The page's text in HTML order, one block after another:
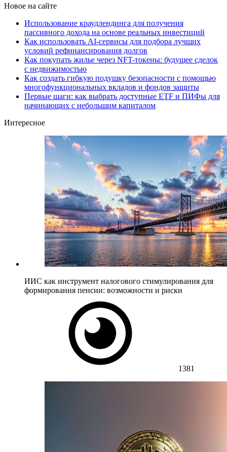
Новое на сайте
Использование краудлендинга для получения
пассивного дохода на основе реальных инвестиций
Как использовать AI-сервисы для подбора лучших
условий рефинансирования долгов
Как покупать жилье через NFT-токены: будущее сделок
с недвижимостью
Как создать гибкую подушку безопасности с помощью
многофункциональных вкладов и фондов защиты
Первые шаги: как выбрать доступные ETF и ПИФы для
начинающих с небольшим капиталом
Интересное
ИИС как инструмент налогового стимулирования для
формирования пенсии: возможности и риски
1381